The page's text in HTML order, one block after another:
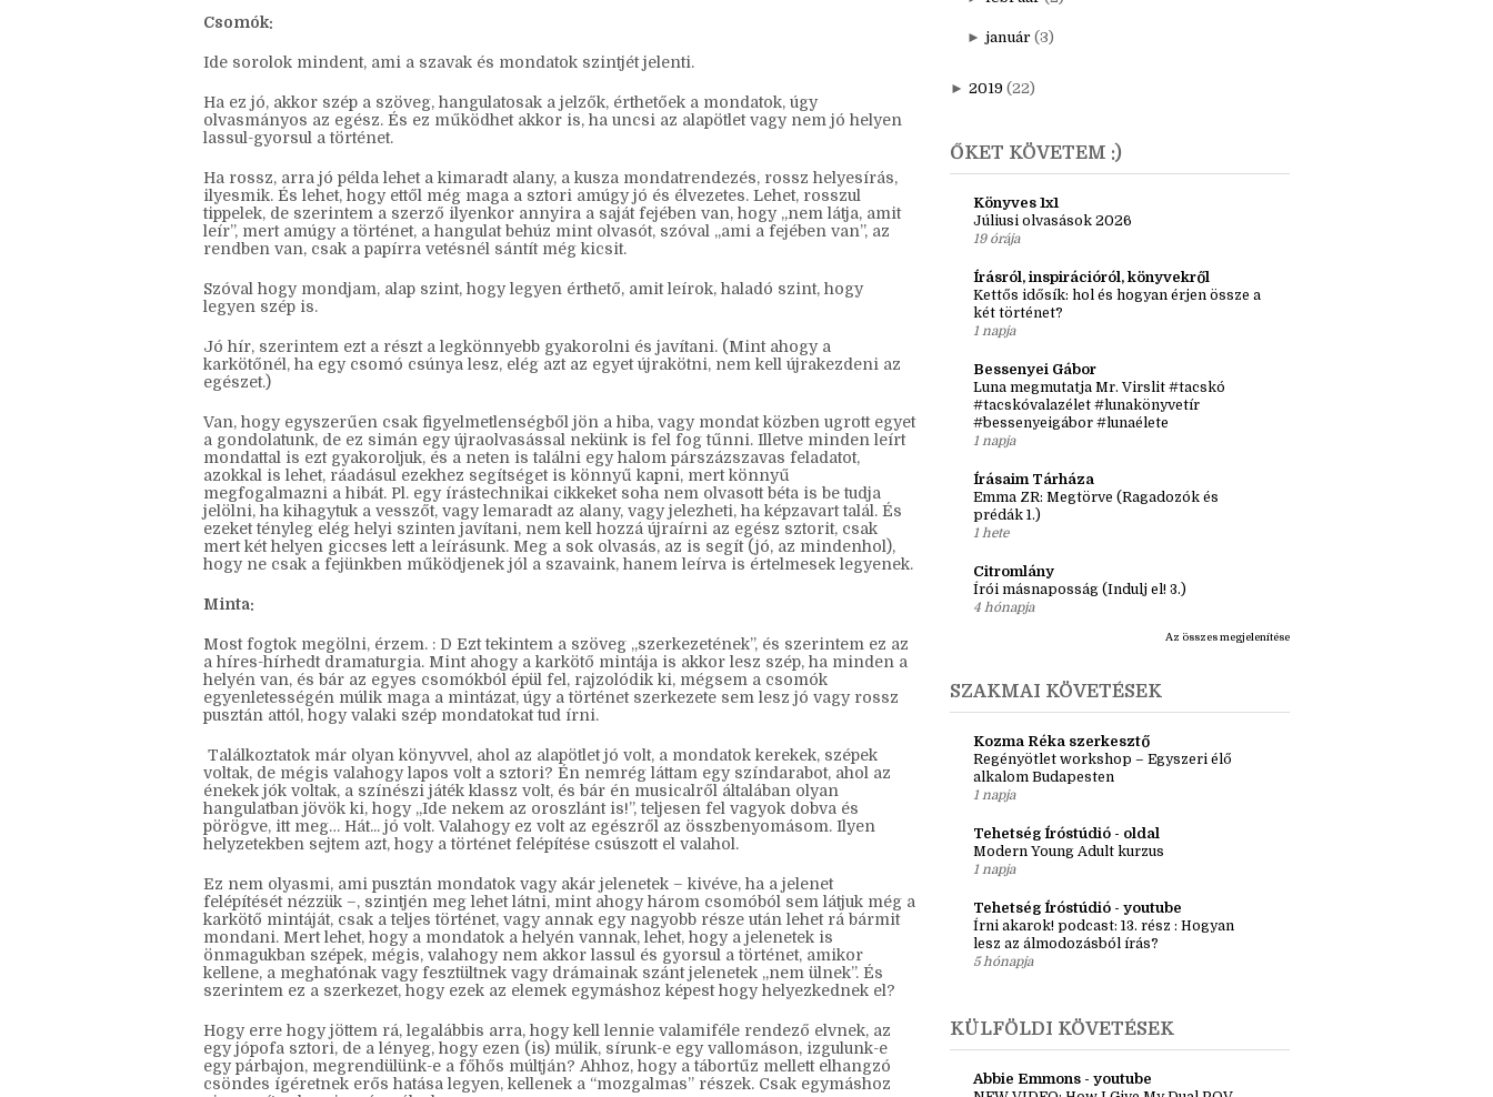
különböző szintjei vannak.
Csomók:
Ide sorolok mindent, ami a szavak és mondatok szintjét jelenti.
Ha ez jó, akkor szép a szöveg, hangulatosak a jelzők, érthetőek a mondatok, úgy
olvasmányos az egész. És ez működhet akkor is, ha uncsi az alapötlet vagy nem jó helyen
lassul-gyorsul a történet.
Ha rossz, arra jó példa lehet a kimaradt alany, a kusza mondatrendezés, rossz helyesírás,
tippelek, de szerintem a szerző ilyenkor annyira a saját fejében van, hogy „nem látja, amit
leír”, mert amúgy a történet, a hangulat behúz mint olvasót, szóval „ami a fejében van”, az
Szóval hogy mondjam, alap szint, hogy legyen érthető, amit leírok, haladó szint, hogy
legyen szép is.
Jó hír, szerintem ezt a részt a legkönnyebb gyakorolni és javítani. (Mint ahogy a
karkötőnél, ha egy csomó csúnya lesz, elég azt az egyet újrakötni, nem kell újrakezdeni az
egészet.)
Van, hogy egyszerűen csak figyelmetlenségből jön a hiba, vagy mondat közben ugrott egyet
a gondolatunk, de ez simán egy újraolvasással nekünk is fel fog tűnni. Illetve minden leírt
mondattal is ezt gyakoroljuk, és a neten is találni egy halom párszázszavas feladatot,
azokkal is lehet, ráadásul ezekhez segítséget is könnyű kapni, mert könnyű
megfogalmazni a hibát. Pl. egy írástechnikai cikkeket soha nem olvasott béta is be tudja
ezeket tényleg elég helyi szinten javítani, nem kell hozzá újraírni az egész sztorit, csak
hogy ne csak a fejünkben működjenek jól a szavaink, hanem leírva is értelmesek legyenek.
Minta:
Most fogtok megölni, érzem. : D Ezt tekintem a szöveg „szerkezetének”, és szerintem ez az
helyén van, és bár az egyes csomókból épül fel, rajzolódik ki, mégsem a csomók
egyenletességén múlik maga a mintázat, úgy a történet szerkezete sem lesz jó vagy rossz
pusztán attól, hogy valaki szép mondatokat tud írni.
Találkoztatok már olyan könyvvel, ahol az alapötlet jó volt, a mondatok kerekek, szépek
voltak, de mégis valahogy lapos volt a sztori? Én nemrég láttam egy színdarabot, ahol az
hangulatban jövök ki, hogy „Ide nekem az oroszlánt is!”, teljesen fel vagyok dobva és
pörögve, itt meg… Hát... jó volt. Valahogy ez volt az egészről az összbenyomásom. Ilyen
helyzetekben sejtem azt, hogy a történet felépítése csúszott el valahol.
Ez nem olyasmi, ami pusztán mondatok vagy akár jelenetek – kivéve, ha a jelenet
felépítését nézzük –, szintjén meg lehet látni, mint ahogy három csomóból sem látjuk még a
karkötő mintáját, csak a teljes történet, vagy annak egy nagyobb része után lehet rá bármit
önmagukban szépek, mégis, valahogy nem akkor lassul és gyorsul a történet, amikor
kellene, a meghatónak vagy fesztültnek vagy drámainak szánt jelenetek „nem ülnek”. És
szerintem ez a szerkezet, hogy ezek az elemek egymáshoz képest hogy helyezkednek el?
► március (2)
►2019 (22)
ŐKET KÖVETEM :)
Könyves 1x1
Júliusi olvasások 2026
19 órája
Kettős idősík: hol és hogyan érjen össze a
két történet?
1 napja
Bessenyei Gábor
#tacskóvalazélet #lunakönyvetír
#bessenyeigábor #lunaélete
1 napja
Emma ZR: Megtörve (Ragadozók és
prédák 1.)
1 hete
4 hónapja
Az összes megjelenítése
SZAKMAI KÖVETÉSEK
Regényötlet workshop – Egyszeri élő
alkalom Budapesten
1 napja
Tehetség Íróstúdió - oldal
Modern Young Adult kurzus
1 napja
lesz az álmodozásból írás?
5 hónapja